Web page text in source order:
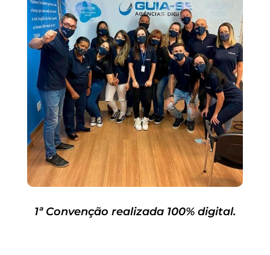
1ª Convenção realizada 100% digital.